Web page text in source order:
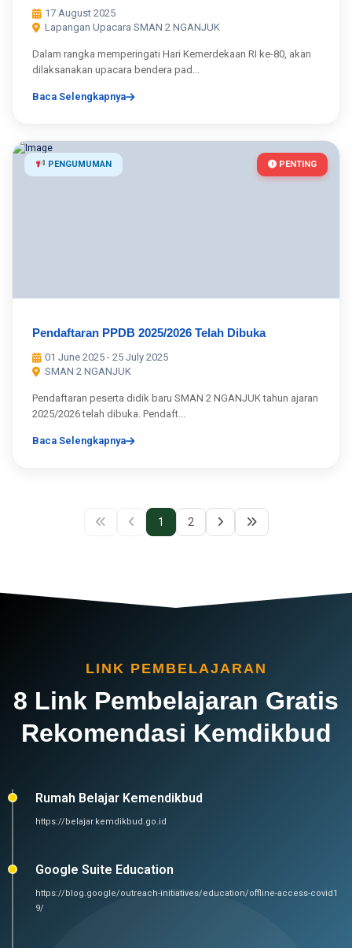
17 August 2025
Lapangan Upacara SMAN 2 NGANJUK
Dalam rangka memperingati Hari Kemerdekaan RI ke-80, akan
dilaksanakan upacara bendera pad...
Baca Selengkapnya
PENGUMUMAN PENTING
Pendaftaran PPDB 2025/2026 Telah Dibuka
01 June 2025 - 25 July 2025
SMAN 2 NGANJUK
Pendaftaran peserta didik baru SMAN 2 NGANJUK tahun ajaran
2025/2026 telah dibuka. Pendaft...
Baca Selengkapnya
1 2
LINK PEMBELAJARAN
8 Link Pembelajaran Gratis
Rekomendasi Kemdikbud
Rumah Belajar Kemendikbud
https://belajar.kemdikbud.go.id
Google Suite Education
https://blog.google/outreach-initiatives/education/offline-access-covid1
9/